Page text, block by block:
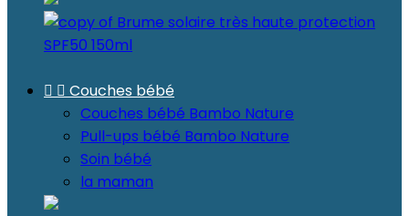
  Couches bébé
Couches bébé Bambo Nature
Pull-ups bébé Bambo Nature
Soin bébé
la maman